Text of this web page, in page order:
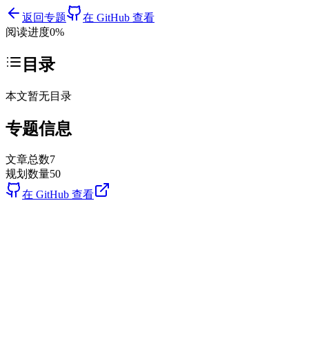
返回专题
在 GitHub 查看
阅读进度0%
目录
本文暂无目录
专题信息
文章总数7
规划数量50
在 GitHub 查看